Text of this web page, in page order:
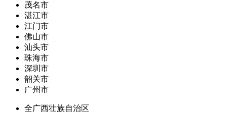
茂名市
湛江市
江门市
佛山市
汕头市
珠海市
深圳市
韶关市
广州市
全广西壮族自治区